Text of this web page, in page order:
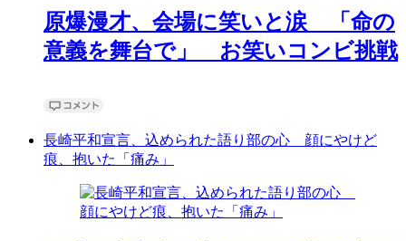
原爆漫才、会場に笑いと涙 「命の
意義を舞台で」 お笑いコンビ挑戦
長崎平和宣言、込められた語り部の心 顔にやけど
痕、抱いた「痛み」